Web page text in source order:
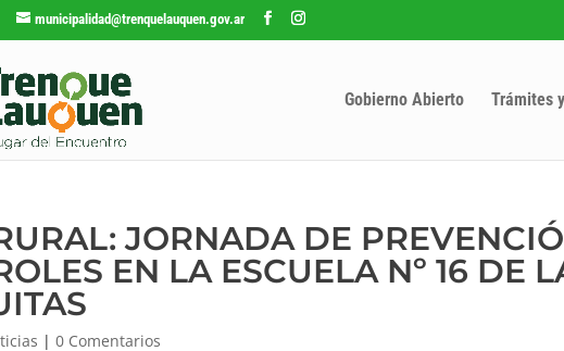
municipalidad@trenquelauquen.gov.ar
Gobierno Abierto Trámites
JORNADA DE
EN LA ESCUELA Nº 16 DE
|0 Comentarios